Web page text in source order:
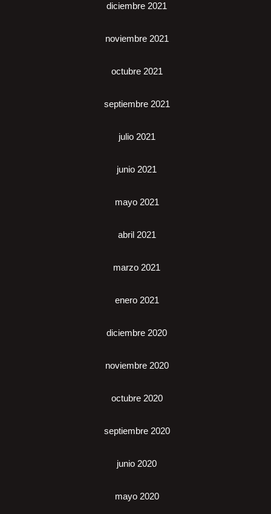
diciembre 2021
noviembre 2021
octubre 2021
septiembre 2021
julio 2021
junio 2021
mayo 2021
abril 2021
marzo 2021
enero 2021
diciembre 2020
noviembre 2020
octubre 2020
septiembre 2020
junio 2020
mayo 2020